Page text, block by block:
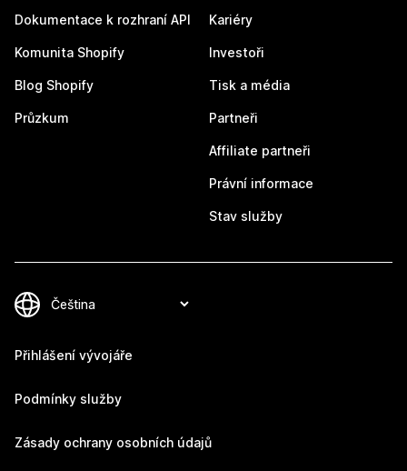
Dokumentace k rozhraní API
Komunita Shopify
Blog Shopify
Průzkum
Kariéry
Investoři
Tisk a média
Partneři
Affiliate partneři
Právní informace
Stav služby
Přihlášení vývojáře
Podmínky služby
Zásady ochrany osobních údajů